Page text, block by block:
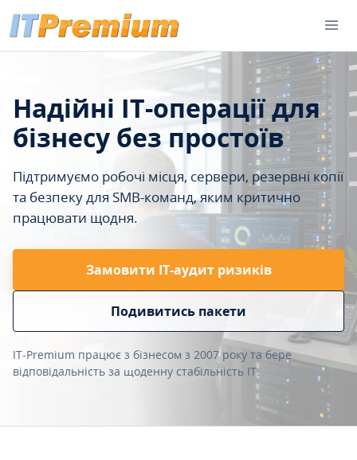
Надійні IT-операції для
бізнесу без простоїв
Підтримуємо робочі місця, сервери, резервні копії
та безпеку для SMB-команд, яким критично
працювати щодня.
Замовити ІТ-аудит ризиків
Подивитись пакети
IT-Premium працює з бізнесом з 2007 року та бере
відповідальність за щоденну стабільність IT.